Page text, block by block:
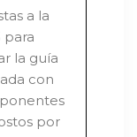
a la
para
la guía
con
por